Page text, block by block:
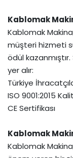
Kablomak
Kablomak
müşteri hizmeti
ödül
yer alır:
Türkiye
ISO 9001:2015
CE Sertifikası
Kablomak
Kablomak